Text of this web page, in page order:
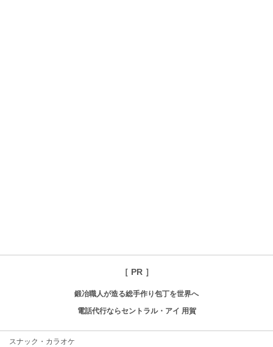
［ PR ］
鍛冶職人が造る総手作り包丁を世界へ
電話代行ならセントラル・アイ 用賀
スナック・カラオケ